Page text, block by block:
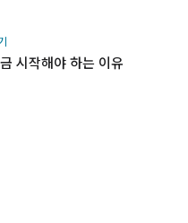
시작해야 하는 이유